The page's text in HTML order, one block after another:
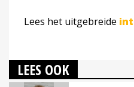
Lees het uitgebreide
LEES OOK